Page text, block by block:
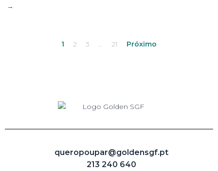
→
1 2 3 21 Próximo
queropoupar@goldensgf.pt
213 240 640